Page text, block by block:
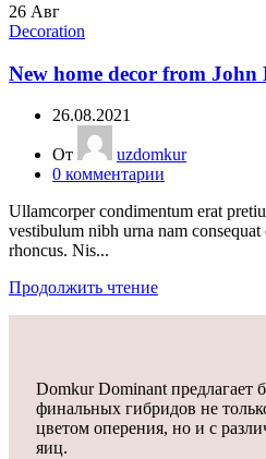
26 Авг
Decoration
New home decor from John
26.08.2021
От
uzdomkur
0 комментарии
Ullamcorper condimentum erat
vestibulum nibh urna nam consequat
rhoncus. Nis...
Продолжить чтение
Domkur Dominant предлагает
финальных гибридов не
цветом оперения, но и с
яиц.